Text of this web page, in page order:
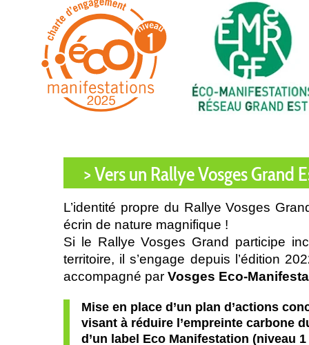
> Vers un Rallye Vosges Grand
L’identité propre du Rallye Vosges
écrin de nature magnifique !
Si le Rallye Vosges Grand participe
territoire, il s’engage depuis l’édition
accompagné par Vosges Eco-
Mise en place d’un plan d’actions
visant à réduire l’empreinte carbone
d’un label Eco Manifestation (niveau 1